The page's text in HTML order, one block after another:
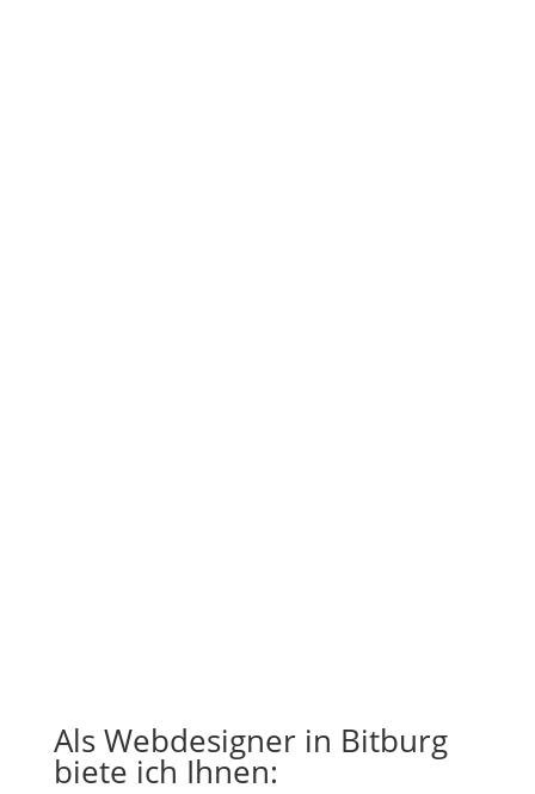
Als Webdesigner in Bitburg
biete ich Ihnen: